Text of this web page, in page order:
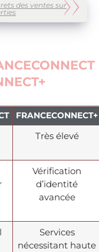
des ventes sur
FRANCECONNECT+
Très élevé
Vérification
d’identité
avancée
Services
nécessitant haute